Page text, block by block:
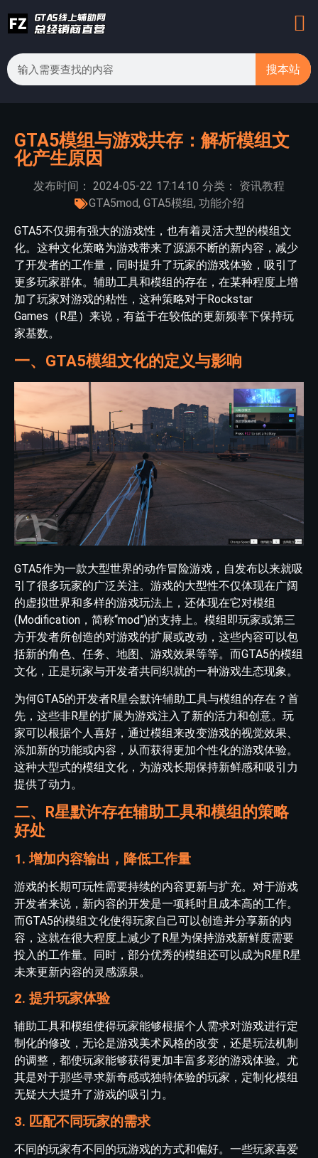
搜本站
GTA5模组与游戏共存：解析模组文
化产生原因
发布时间： 2024-05-22 17:14:10 分类：
资讯教程
GTA5mod, GTA5模组, 功能介绍
GTA5不仅拥有强大的游戏性，也有着灵活大型的模组文
化。这种文化策略为游戏带来了源源不断的新内容，减少
了开发者的工作量，同时提升了玩家的游戏体验，吸引了
更多玩家群体。辅助工具和模组的存在，在某种程度上增
加了玩家对游戏的粘性，这种策略对于Rockstar
Games（R星）来说，有益于在较低的更新频率下保持玩
家基数。
一、GTA5模组文化的定义与影响
GTA5作为一款大型世界的动作冒险游戏，自发布以来就吸
引了很多玩家的广泛关注。游戏的大型性不仅体现在广阔
的虚拟世界和多样的游戏玩法上，还体现在它对模组
(Modification，简称“mod”)的支持上。模组即玩家或第三
方开发者所创造的对游戏的扩展或改动，这些内容可以包
括新的角色、任务、地图、游戏效果等等。而GTA5的模组
文化，正是玩家与开发者共同织就的一种游戏生态现象。
为何GTA5的开发者R星会默许辅助工具与模组的存在？首
先，这些非R星的扩展为游戏注入了新的活力和创意。玩
家可以根据个人喜好，通过模组来改变游戏的视觉效果、
添加新的功能或内容，从而获得更加个性化的游戏体验。
这种大型式的模组文化，为游戏长期保持新鲜感和吸引力
提供了动力。
二、R星默许存在辅助工具和模组的策略
好处
1. 增加内容输出，降低工作量
游戏的长期可玩性需要持续的内容更新与扩充。对于游戏
开发者来说，新内容的开发是一项耗时且成本高的工作。
而GTA5的模组文化使得玩家自己可以创造并分享新的内
容，这就在很大程度上减少了R星为保持游戏新鲜度需要
投入的工作量。同时，部分优秀的模组还可以成为R星R星
未来更新内容的灵感源泉。
2. 提升玩家体验
辅助工具和模组使得玩家能够根据个人需求对游戏进行定
制化的修改，无论是游戏美术风格的改变，还是玩法机制
的调整，都使玩家能够获得更加丰富多彩的游戏体验。尤
其是对于那些寻求新奇感或独特体验的玩家，定制化模组
无疑大大提升了游戏的吸引力。
3. 匹配不同玩家的需求
不同的玩家有不同的玩游戏的方式和偏好。一些玩家喜爱